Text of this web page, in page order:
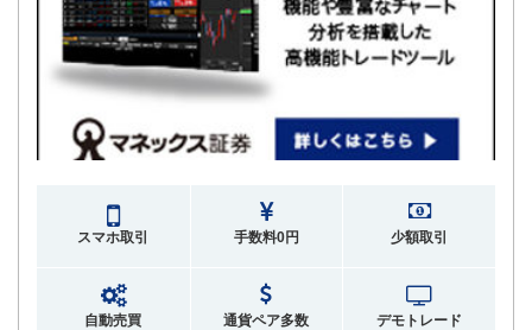
スマホ取引 手数料0円 少額取引
自動売買 通貨ペア多数 デモトレード